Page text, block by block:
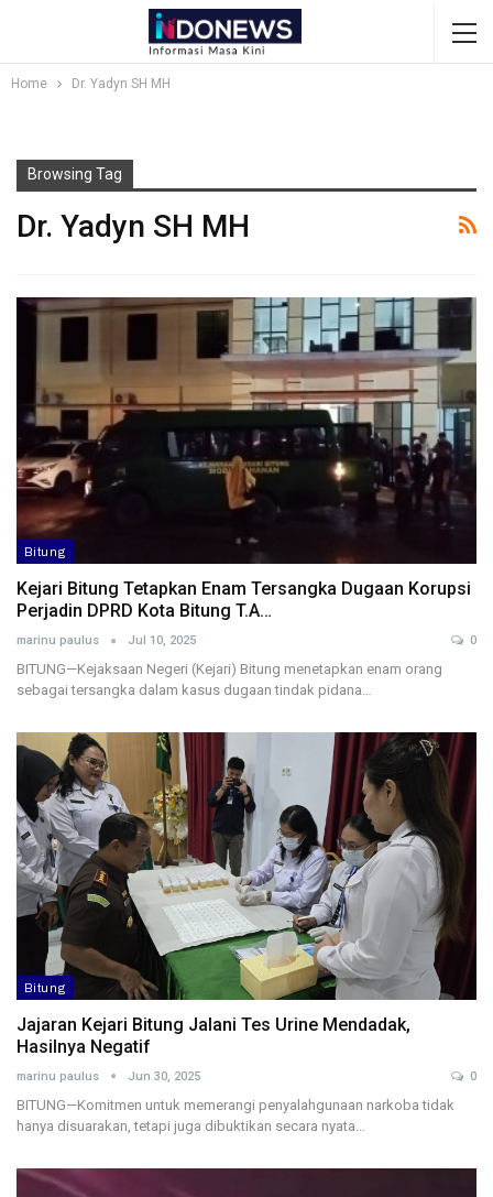
Home Dr. Yadyn SH MH
Browsing Tag
Dr. Yadyn SH MH
Bitung
Kejari Bitung Tetapkan Enam Tersangka Dugaan Korupsi
Perjadin DPRD Kota Bitung T.A…
marinu paulus Jul 10, 2025 0
BITUNG—Kejaksaan Negeri (Kejari) Bitung menetapkan enam orang
sebagai tersangka dalam kasus dugaan tindak pidana…
Bitung
Jajaran Kejari Bitung Jalani Tes Urine Mendadak,
Hasilnya Negatif
marinu paulus Jun 30, 2025 0
BITUNG—Komitmen untuk memerangi penyalahgunaan narkoba tidak
hanya disuarakan, tetapi juga dibuktikan secara nyata…